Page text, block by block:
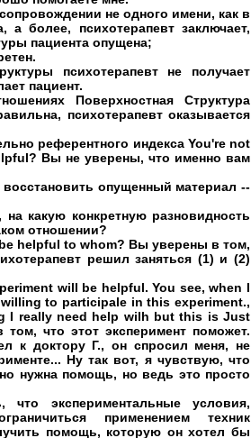
не одного имени, как в
а более, психотерапевт заключает,
пациента опущена;
психотерапевт не получает
пациент.
Поверхностная Структура
психотерапевт оказывается
референтного индекса You're not
Вы не уверены, что именно вам
опущенный материал --
какую конкретную разновидность
отношении?
helpful to whom? Вы уверены в том,
решил заняться (1) и (2)
will be helpful. You see, when I
to participale in this experiment.,
I really need help wilh but this is Just
что этот эксперимент поможет.
к доктору Г., он спросил меня, не
Ну так вот, я чувствую, что
нужна помощь, но ведь это просто
что экспериментальные условия,
применением техник
помощь, которую он хотел бы